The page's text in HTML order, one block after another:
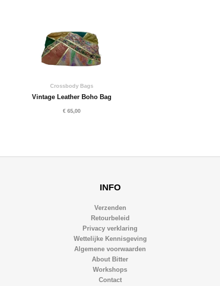
Crossbody Bags
Vintage Leather Boho Bag
€65,00
INFO
Verzenden
Retourbeleid
Privacy verklaring
Wettelijke Kennisgeving
Algemene voorwaarden
About Bitter
Workshops
Contact